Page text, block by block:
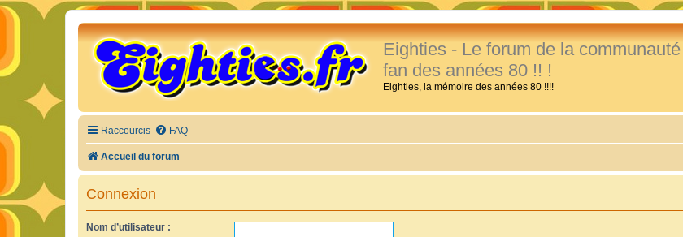
Eighties - Le forum de la communauté
fan des années 80 !! !
Eighties, la mémoire des années 80 !!!!
Raccourcis FAQ
Accueil du forum
Connexion
Nom d’utilisateur :